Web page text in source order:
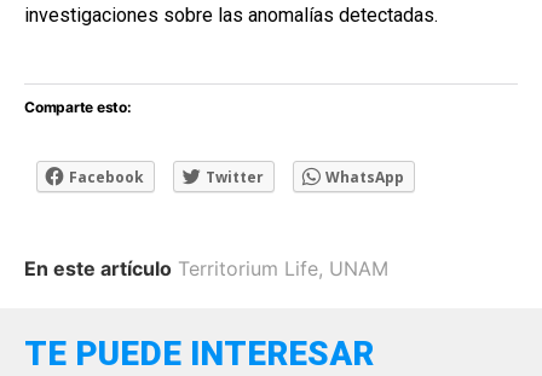
investigaciones sobre las anomalías detectadas.
Comparte esto:
Facebook Twitter WhatsApp
En este artículo Territorium Life, UNAM
TE PUEDE INTERESAR